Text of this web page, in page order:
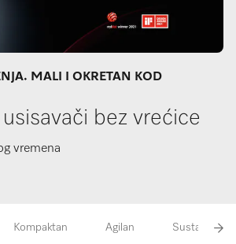
MALI I OKRETAN KOD
bez vrećice
vremena
Kompaktan Agilan Sustav